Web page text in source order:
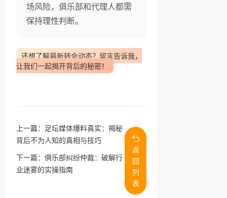
场风险，俱乐部和代理人都需
保持理性判断。
还想了解最新转会动态？留言告诉我，
让我们一起揭开背后的秘密！
上一篇： 足坛媒体爆料真实：揭秘
背后不为人知的真相与技巧
下一篇： 俱乐部纠纷仲裁：破解行
业迷雾的实操指南
返
回
列
表